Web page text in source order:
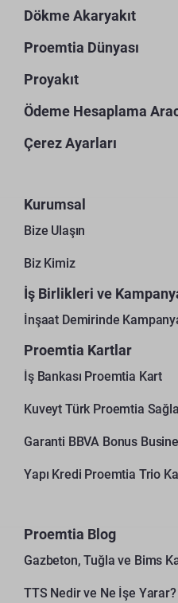
Dökme Akaryakıt
Proemtia Dünyası
Proyakıt
Ödeme Hesaplama
Çerez Ayarları
Kurumsal
Bize Ulaşın
Biz Kimiz
İş Birlikleri ve
İnşaat Demirinde
Proemtia Kartlar
İş Bankası Proemtia Kart
Kuveyt Türk Proemtia
Garanti BBVA Bonus
Yapı Kredi Proemtia Trio
Proemtia Blog
TTS Nedir ve Ne İşe Yarar?